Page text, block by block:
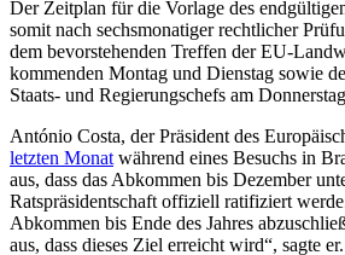
Der Zeitplan für die Vorlage des
somit nach sechsmonatiger rechtlicher
dem bevorstehenden Treffen der EU-
kommenden Montag und Dienstag sowie
Staats- und Regierungschefs am
António Costa, der Präsident des
letzten Monat während eines Besuchs in
aus, dass das Abkommen bis Dezember
Ratspräsidentschaft offiziell ratifiziert
Abkommen bis Ende des Jahres
aus, dass dieses Ziel erreicht wird“, sagte er.